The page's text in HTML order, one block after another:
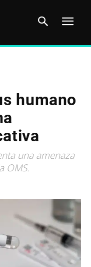
humano
una amenaza
OMS.